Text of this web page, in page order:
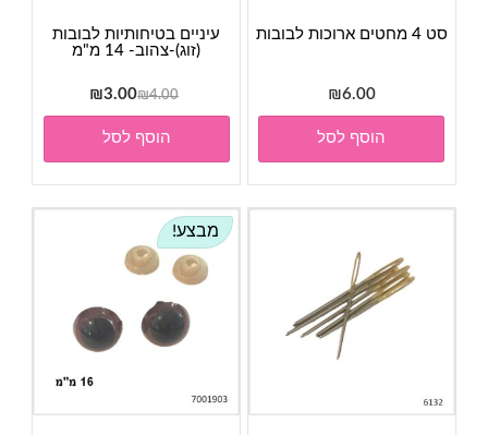
סט 4 מחטים ארוכות לבובות
₪6.00
הוסף לסל
עיניים בטיחותיות לבובות
(זוג)-צהוב- 14 מ"מ
₪4.00
המחיר
המקורי
היה:
₪4.00.
₪3.00
המחיר
הנוכחי
₪3.00.
הוסף לסל
מבצע!